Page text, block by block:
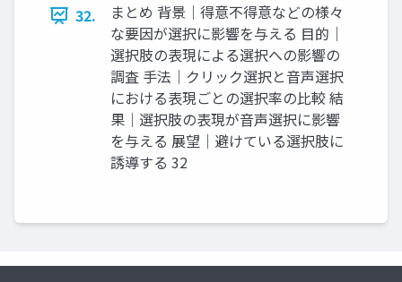
32.
まとめ 背景｜得意不得意などの様々
な要因が選択に影響を与える ⽬的｜
選択肢の表現による選択への影響の
調査 ⼿法｜クリック選択と⾳声選択
における表現ごとの選択率の⽐較 結
果｜選択肢の表現が⾳声選択に影響
を与える 展望｜避けている選択肢に
誘導する 32